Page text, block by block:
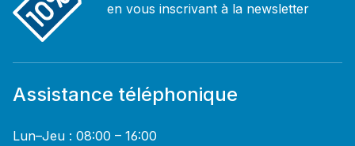
en vous inscrivant à la newsletter
Assistance téléphonique
Lun–Jeu : 08:00 – 16:00